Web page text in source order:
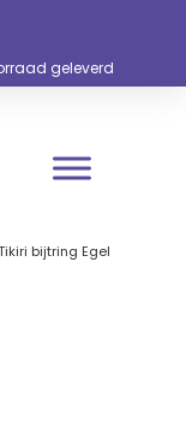
geleverd
bijtring Egel